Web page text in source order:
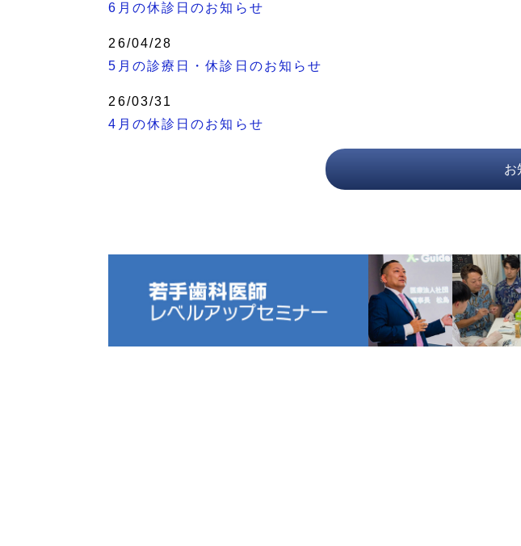
6月の休診日のお知らせ
26/04/28
5月の診療日・休診日のお知らせ
26/03/31
4月の休診日のお知らせ
お